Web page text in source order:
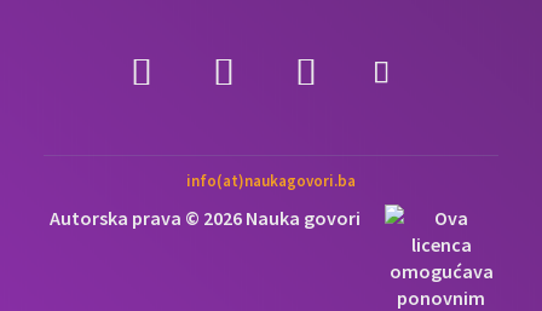
info(at)naukagovori.ba
Autorska prava © 2026 Nauka govori